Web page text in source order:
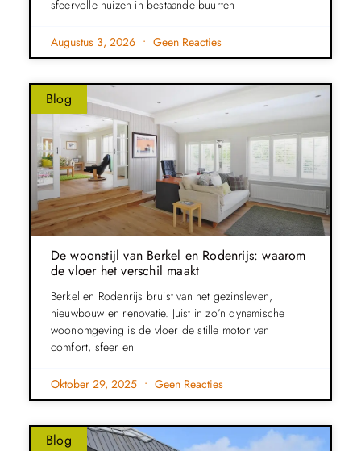
sfeervolle huizen in bestaande buurten
Augustus 3, 2026 Geen Reacties
Blog
De woonstijl van Berkel en Rodenrijs: waarom
de vloer het verschil maakt
Berkel en Rodenrijs bruist van het gezinsleven,
nieuwbouw en renovatie. Juist in zo’n dynamische
woonomgeving is de vloer de stille motor van
comfort, sfeer en
Oktober 29, 2025 Geen Reacties
Blog